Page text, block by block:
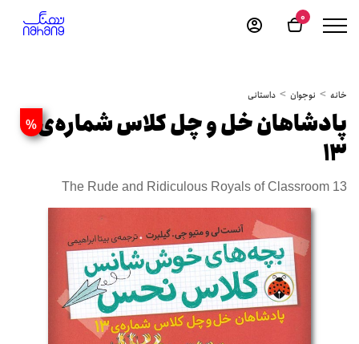
0
خانه نوجوان داستانی
%پادشاهان خل و چل کلاس شماره‌ی
13
The Rude and Ridiculous Royals of Classroom 13